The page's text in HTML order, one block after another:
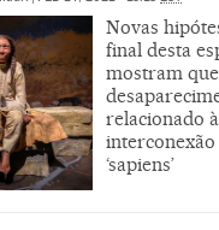
Novas
final desta
mostram
relacionado
‘sapiens’